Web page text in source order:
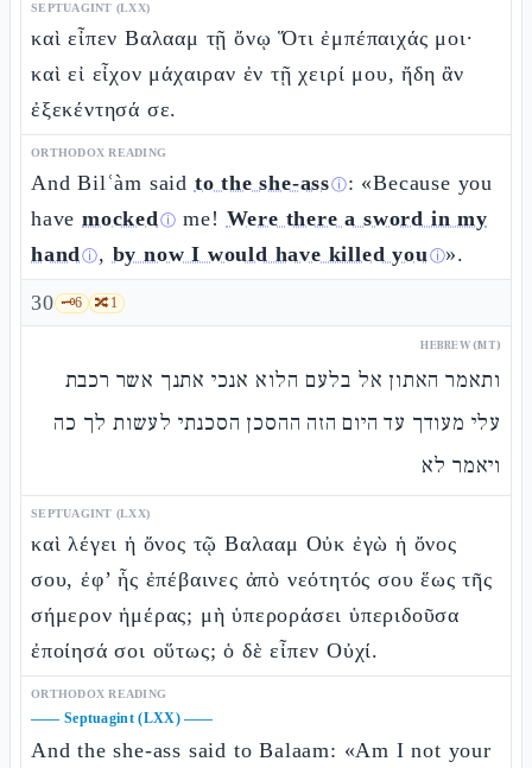
SEPTUAGINT (LXX)
καὶ εἶπεν Βαλααμ τῇ ὄνῳ Ὅτι ἐμπέπαιχάς μοι·
καὶ εἰ εἶχον μάχαιραν ἐν τῇ χειρί μου, ἤδη ἂν
ἐξεκέντησά σε.
ORTHODOX READING
And Bilʿàm said to the she-assⓘ: «Because you
have mockedⓘ me! Were there a sword in my
handⓘ, by now I would have killed youⓘ».
30 🗝️6 🔀1
HEBREW (MT)
ותאמר האתון אל בלעם הלוא אנכי אתנך אשר רכבת
עלי מעודך עד היום הזה ההסכן הסכנתי לעשות לך כה
ויאמר לא
SEPTUAGINT (LXX)
καὶ λέγει ἡ ὄνος τῷ Βαλααμ Οὐκ ἐγὼ ἡ ὄνος
σου, ἐφ’ ἧς ἐπέβαινες ἀπὸ νεότητός σου ἕως τῆς
σήμερον ἡμέρας; μὴ ὑπεροράσει ὑπεριδοῦσα
ἐποίησά σοι οὕτως; ὁ δὲ εἶπεν Οὐχί.
ORTHODOX READING
—— Septuagint (LXX)——
And the she-ass said to Balaam: «Am I not your